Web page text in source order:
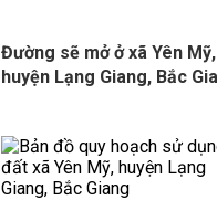
Đường sẽ mở ở xã Yên Mỹ,
huyện Lạng Giang, Bắc